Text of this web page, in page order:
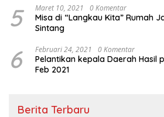
5 Maret 10, 2021 0 Komentar
Misa di “Langkau Kita” Rumah
Sintang
6 Februari 24, 2021 0 Komentar
Pelantikan kepala Daerah Hasil
Feb 2021
Berita Terbaru